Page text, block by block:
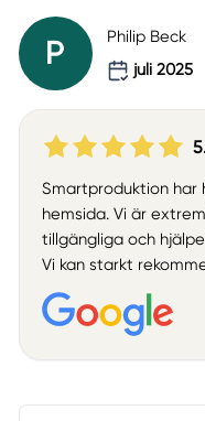
P
Philip Beck
juli 2025
Smartproduktion
hemsida. Vi är
tillgängliga och
Vi kan starkt